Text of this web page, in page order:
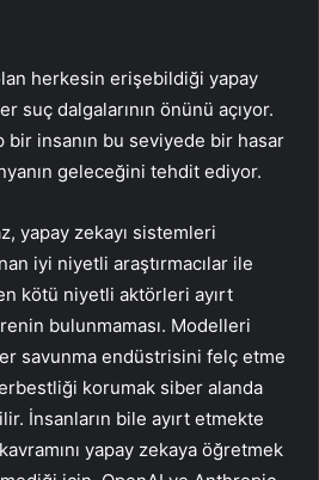
herkesin erişebildiği yapay
suç dalgalarının önünü açıyor.
bir insanın bu seviyede bir hasar
geleceğini tehdit ediyor.
yapay zekayı sistemleri
iyi niyetli araştırmacılar ile
kötü niyetli aktörleri ayırt
bulunmaması. Modelleri
savunma endüstrisini felç etme
korumak siber alanda
İnsanların bile ayırt etmekte
yapay zekaya öğretmek